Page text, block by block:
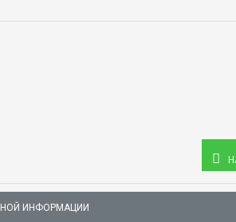
ИНФОРМАЦИИ